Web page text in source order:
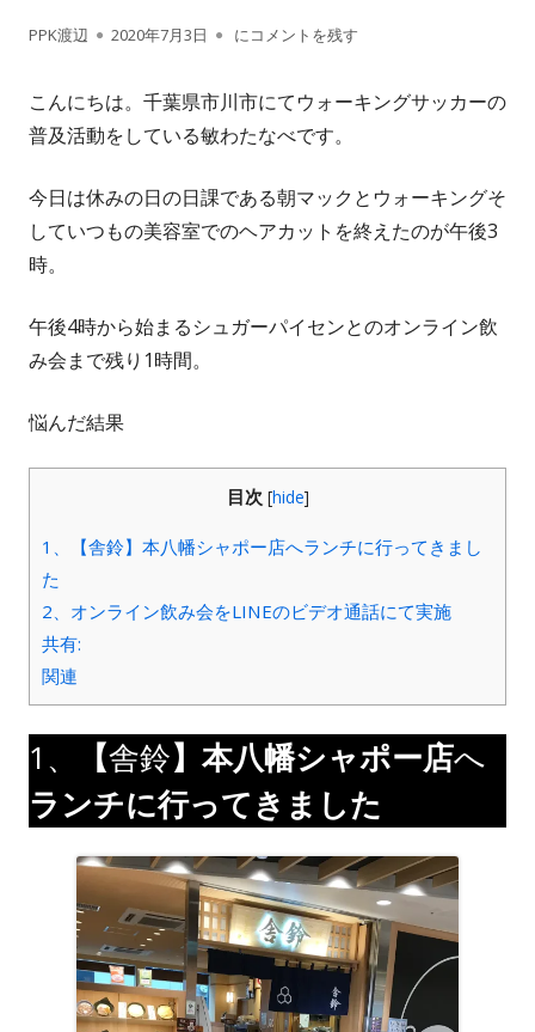
作
PPK渡辺
公
日
2020年7月3日 【昼飲み】本八幡でオフラインからのオン
にコメントを残す
こんにちは。千葉県市川市にてウォーキングサッカーの
普及活動をしている敏わたなべです。
今日は休みの日の日課である朝マックとウォーキングそ
していつもの美容室でのヘアカットを終えたのが午後3
時。
午後4時から始まるシュガーパイセンとのオンライン飲
み会まで残り1時間。
悩んだ結果
目次 [hide]
1、【舎鈴】本八幡シャポー店へランチに行ってきまし
た
2、オンライン飲み会をLINEのビデオ通話にて実施
共有:
関連
1、 【舎鈴】本八幡シャポー店へ
ランチに行ってきました